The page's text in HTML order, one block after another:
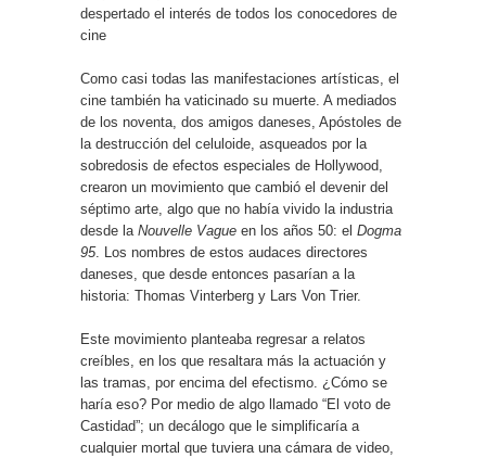
despertado el interés de todos los conocedores de
cine
Como casi todas las manifestaciones artísticas, el
cine también ha vaticinado su muerte. A mediados
de los noventa, dos amigos daneses, Apóstoles de
la destrucción del celuloide, asqueados por la
sobredosis de efectos especiales de Hollywood,
crearon un movimiento que cambió el devenir del
séptimo arte, algo que no había vivido la industria
desde la Nouvelle Vague en los años 50: el Dogma
95. Los nombres de estos audaces directores
daneses, que desde entonces pasarían a la
historia: Thomas Vinterberg y Lars Von Trier.
Este movimiento planteaba regresar a relatos
creíbles, en los que resaltara más la actuación y
las tramas, por encima del efectismo. ¿Cómo se
haría eso? Por medio de algo llamado “El voto de
Castidad”; un decálogo que le simplificaría a
cualquier mortal que tuviera una cámara de video,